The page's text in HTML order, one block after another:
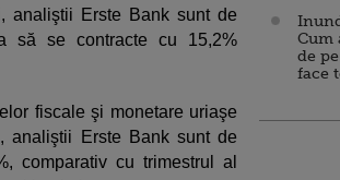
analiştii Erste Bank sunt de
să se contracte cu 15,2%
fiscale şi monetare uriaşe
analiştii Erste Bank sunt de
comparativ cu trimestrul al
Cum
de
face